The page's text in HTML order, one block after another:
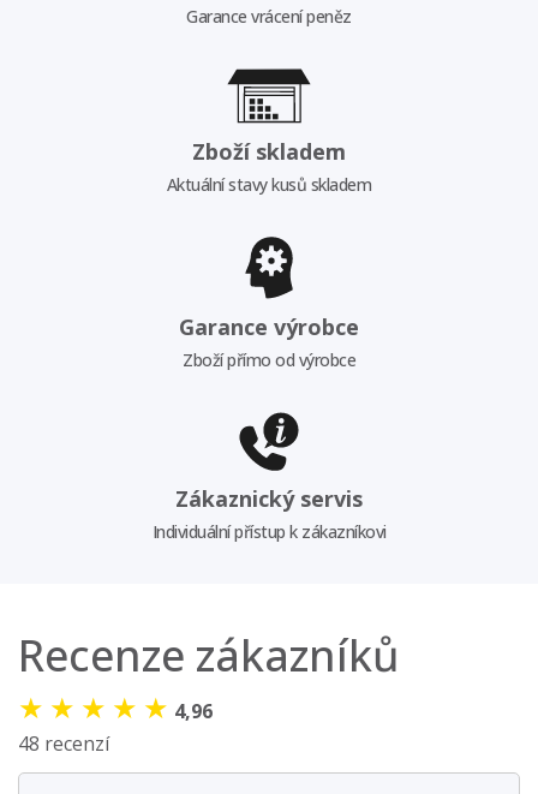
Garance vrácení peněz
Zboží skladem
Aktuální stavy kusů skladem
Garance výrobce
Zboží přímo od výrobce
Zákaznický servis
Individuální přístup k zákazníkovi
Recenze zákazníků
★ ★ ★ ★ ★ 4,96
48 recenzí